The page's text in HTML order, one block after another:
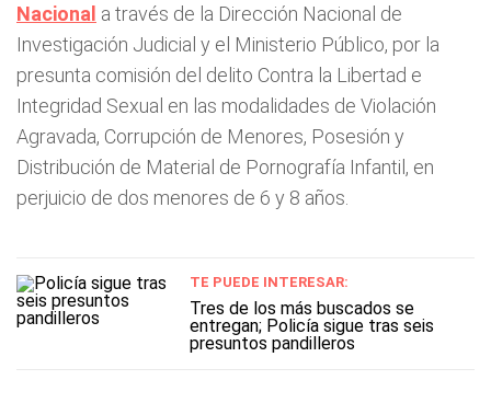
Nacional a través de la Dirección Nacional de
Investigación Judicial y el Ministerio Público, por la
presunta comisión del delito Contra la Libertad e
Integridad Sexual en las modalidades de Violación
Agravada, Corrupción de Menores, Posesión y
Distribución de Material de Pornografía Infantil, en
perjuicio de dos menores de 6 y 8 años.
TE PUEDE INTERESAR:
Tres de los más buscados se
entregan; Policía sigue tras seis
presuntos pandilleros